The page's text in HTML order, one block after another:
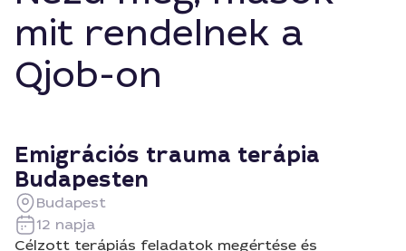
mit rendelnek a
Qjob-on
Emigrációs trauma terápia
Budapesten
Budapest
12 napja
Célzott terápiás feladatok megértése és